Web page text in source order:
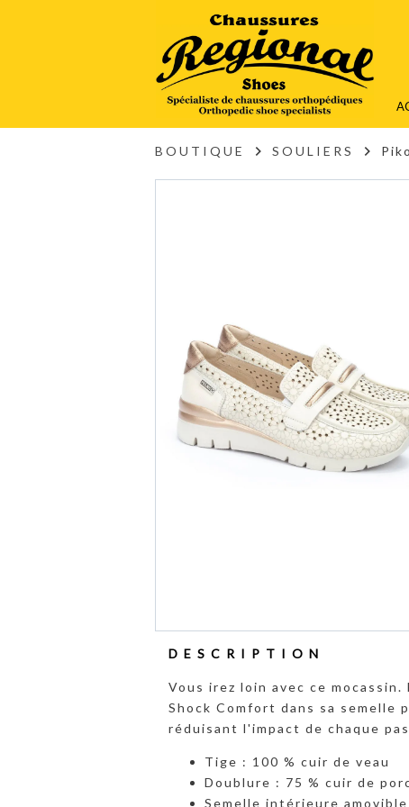
BOUTIQUE SOULIERS
DESCRIPTION
Vous irez loin avec ce
Shock Comfort dans sa
réduisant l'impact de chaque
Tige : 100 % cuir de veau
Doublure : 75 % cuir de
Semelle intérieure amovible